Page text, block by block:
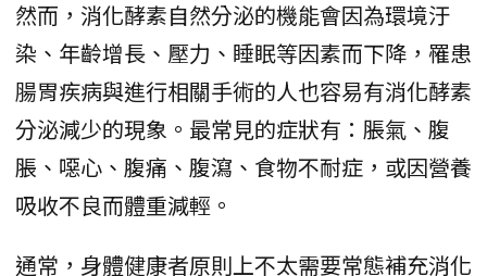
然而，消化酵素自然分泌的機能會因為環境汙
染、年齡增長、壓力、睡眠等因素而下降，罹患
腸胃疾病與進行相關手術的人也容易有消化酵素
分泌減少的現象。最常見的症狀有：脹氣、腹
脹、噁心、腹痛、腹瀉、食物不耐症，或因營養
吸收不良而體重減輕。
通常，身體健康者原則上不太需要常態補充消化